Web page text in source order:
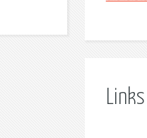
Links